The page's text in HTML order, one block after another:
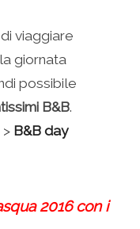
viaggiare
giornata
possibile
B&B.
B&B day
2016 con i